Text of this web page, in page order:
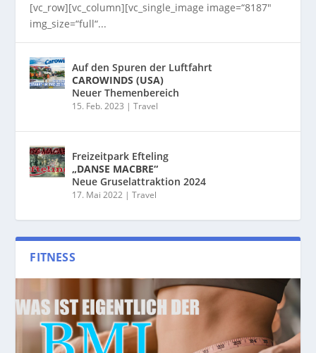
[vc_row][vc_column][vc_single_image image=“8187″
img_size=“full“...
Auf den Spuren der Luftfahrt
CAROWINDS (USA)
Neuer Themenbereich
15. Feb. 2023 |Travel
Freizeitpark Efteling
„DANSE MACBRE“
Neue Gruselattraktion 2024
17. Mai 2022 |Travel
FITNESS